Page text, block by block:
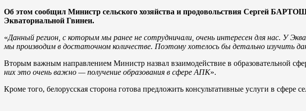
Об этом сообщил Министр сельского хозяйства и продовольствия Сергей
Экваториальной Гвинеи.
«Данный регион, с которым мы ранее не сотрудничали, очень интересен для нас. У
мы производим в достаточном количестве. Поэтому хотелось бы детально изучить
Вторым важным направлением Министр назвал взаимодействие в образовательной
них это очень важно — получение образования в сфере АПК».
Кроме того, белорусская сторона готова предложить консультативные услуги в сфере